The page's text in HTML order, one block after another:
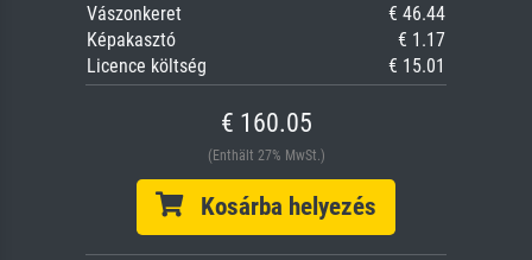
Vászonkeret
€ 46.44
Képakasztó
€ 1.17
Licence költség
€ 15.01
€ 160.05
(Enthält 27% MwSt.)
Kosárba helyezés